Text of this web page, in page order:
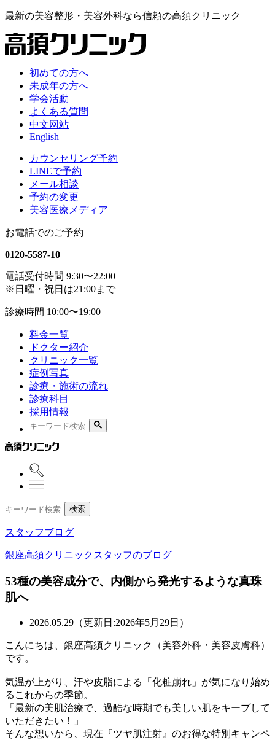
最新の美容整形・美容外科なら信頼の高須クリニック
初めての方へ
未成年の方へ
学会活動
よくある質問
中文网站
English
カウンセリング予約
LINEで予約
メール相談
予約の変更
美容医療メディア
お電話でのご予約
0120-5587-10
電話受付時間 9:30〜22:00
※日曜・祝日は21:00まで
診療時間 10:00〜19:00
料金一覧
ドクター紹介
クリニック一覧
症例写真
診療・施術の流れ
診療科目
採用情報
検索
スタッフブログ
銀座高須クリニックスタッフのブログ
53種の美容成分で、内側から発光するような真珠
肌へ
2026.05.29（更新日:2026年5月29日）
こんにちは、銀座高須クリニック（美容外科・美容皮膚科）
です。
気温が上がり、汗や皮脂による「化粧崩れ」が気になり始め
るこれからの季節。
「最新の美肌治療で、過酷な時期でも美しい肌をキープして
いただきたい！」
そんな想いから、現在『ツヤ肌注射』のお得な特別キャンペ